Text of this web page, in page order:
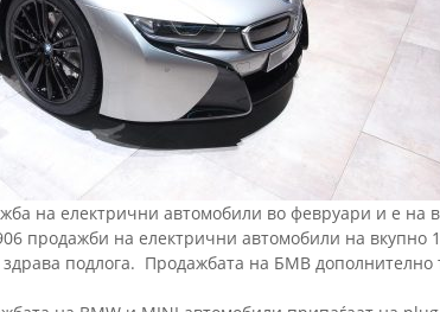
на електрични автомобили во февруари и е на
продажби на електрични автомобили на вкупно
подлога. Продажбата на БМВ дополнително